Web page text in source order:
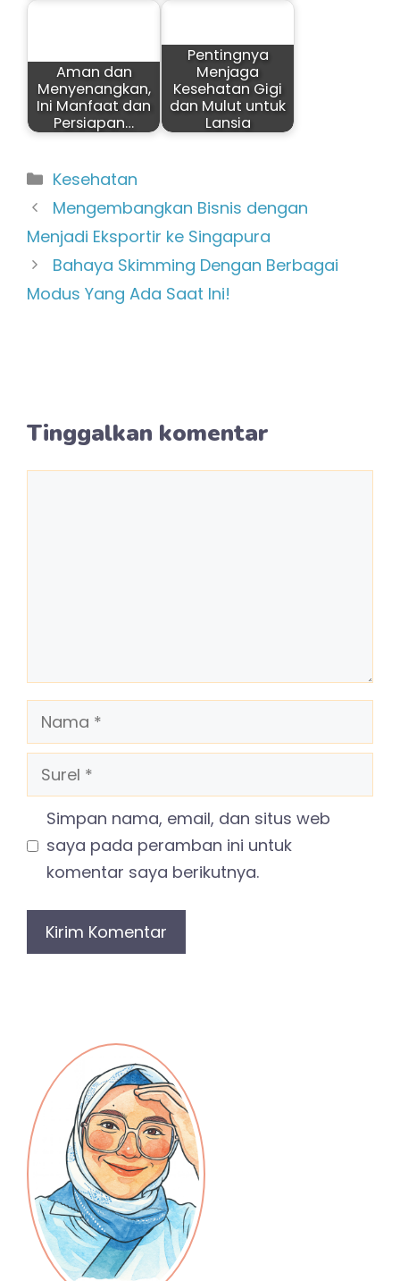
Aman dan
Menyenangkan,
Ini Manfaat dan
Persiapan…
Pentingnya
Menjaga
Kesehatan Gigi
dan Mulut untuk
Lansia
Kategori
Kesehatan
Mengembangkan Bisnis dengan
Menjadi Eksportir ke Singapura
Bahaya Skimming Dengan Berbagai
Modus Yang Ada Saat Ini!
Tinggalkan komentar
Nama
Surel
Simpan nama, email, dan situs web
saya pada peramban ini untuk
komentar saya berikutnya.